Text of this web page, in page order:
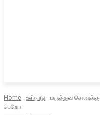
Home உள்நாடு
மருத்துவ
பெரேரா